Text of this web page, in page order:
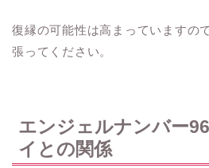
復縁の可能性は高まっていますの
張ってください。
エンジェルナンバー
イとの関係